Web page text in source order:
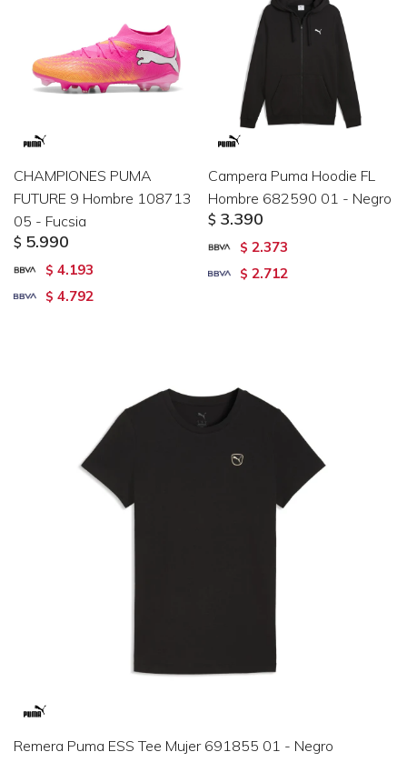
CHAMPIONES PUMA
FUTURE 9 Hombre 108713
05 - Fucsia
$ 5.990
$ 4.193
$ 4.792
Campera Puma Hoodie FL
Hombre 682590 01 - Negro
$ 3.390
$ 2.373
$ 2.712
Remera Puma ESS Tee Mujer 691855 01 - Negro